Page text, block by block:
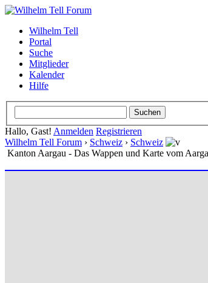
Wilhelm Tell
Portal
Suche
Mitglieder
Kalender
Hilfe
Hallo, Gast! Anmelden Registrieren
Wilhelm Tell Forum › Schweiz › Schweiz
Kanton Aargau - Das Wappen und Karte vom